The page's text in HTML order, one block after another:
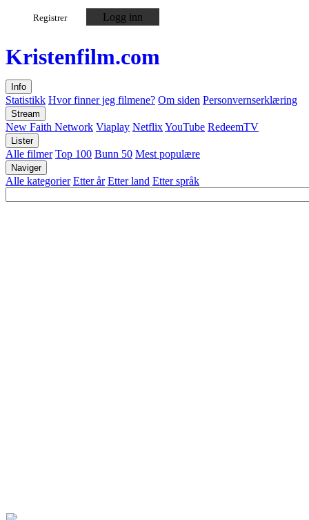
Registrer Logg inn
Kristenfilm.com
Info
Statistikk Hvor finner jeg filmene? Om siden Personvernserklæring
Stream
New Faith Network Viaplay NetflixYouTube RedeemTV
Lister
Alle filmer Top 100 Bunn 50 Mest populære
Naviger
Alle kategorier Etter år Etter land Etter språk